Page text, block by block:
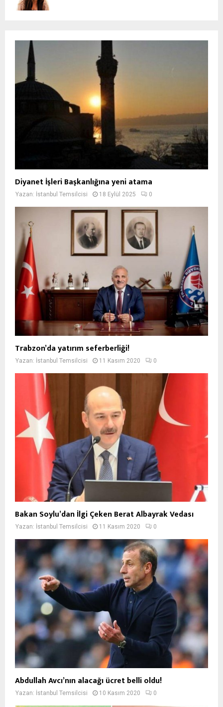
Diyanet İşleri Başkanlığına yeni atama
Yazan: İstanbul Temsilcisi 18 Eylül 2025 0
Trabzon’da yatırım seferberliği!
Yazan: İstanbul Temsilcisi 11 Kasım 2020 0
Bakan Soylu’dan İlgi Çeken Berat Albayrak Vedası
Yazan: İstanbul Temsilcisi 11 Kasım 2020 0
Abdullah Avcı’nın alacağı ücret belli oldu!
Yazan: İstanbul Temsilcisi 10 Kasım 2020 0